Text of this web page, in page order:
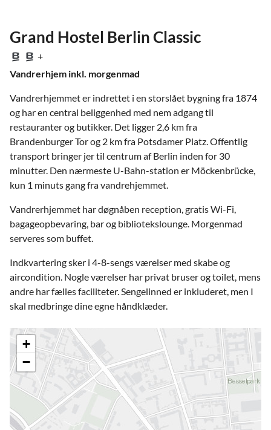
Grand Hostel Berlin Classic
+
Vandrerhjem inkl. morgenmad
Vandrerhjemmet er indrettet i en storslået bygning fra 1874
og har en central beliggenhed med nem adgang til
restauranter og butikker. Det ligger 2,6 km fra
Brandenburger Tor og 2 km fra Potsdamer Platz. Offentlig
transport bringer jer til centrum af Berlin inden for 30
minutter. Den nærmeste U-Bahn-station er Möckenbrücke,
kun 1 minuts gang fra vandrehjemmet.
Vandrerhjemmet har døgnåben reception, gratis Wi-Fi,
bagageopbevaring, bar og bibliotekslounge. Morgenmad
serveres som buffet.
Indkvartering sker i 4-8-sengs værelser med skabe og
aircondition. Nogle værelser har privat bruser og toilet, mens
andre har fælles faciliteter. Sengelinned er inkluderet, men I
skal medbringe dine egne håndklæder.
+
−